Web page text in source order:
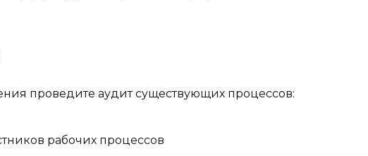
проведите аудит существующих процессов:
рабочих процессов